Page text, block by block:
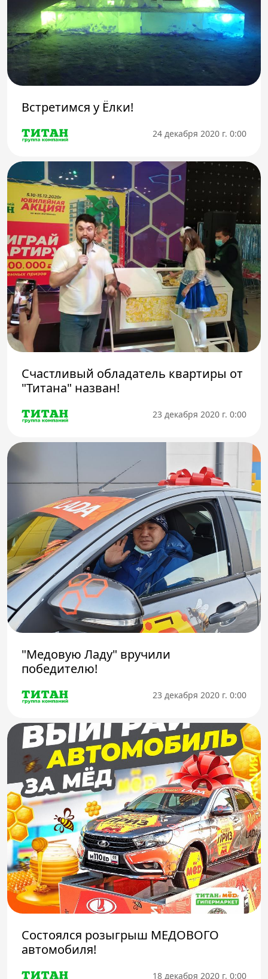
Встретимся у Ёлки!
24 декабря 2020 г. 0:00
Счастливый обладатель квартиры от
"Титана" назван!
23 декабря 2020 г. 0:00
"Медовую Ладу" вручили
победителю!
23 декабря 2020 г. 0:00
Состоялся розыгрыш МЕДОВОГО
автомобиля!
18 декабря 2020 г. 0:00